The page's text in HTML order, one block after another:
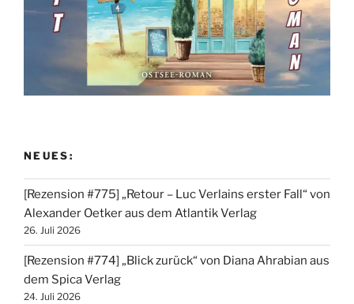
NEUES:
[Rezension #775] „Retour – Luc Verlains erster Fall“ von
Alexander Oetker aus dem Atlantik Verlag
26. Juli 2026
[Rezension #774] „Blick zurück“ von Diana Ahrabian aus
dem Spica Verlag
24. Juli 2026